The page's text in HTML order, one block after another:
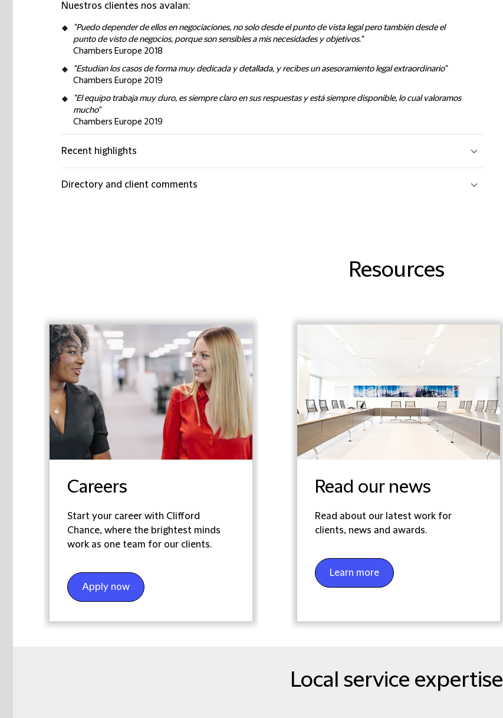
Nuestros clientes nos avalan:
"Puedo depender de ellos en negociaciones, no solo desde el punto de vista legal pero también desde el
punto de visto de negocios, porque son sensibles a mis necesidades y objetivos."
Chambers Europe 2018
"Estudian los casos de forma muy dedicada y detallada, y recibes un asesoramiento legal extraordinario"
Chambers Europe 2019
"El equipo trabaja muy duro, es siempre claro en sus respuestas y está siempre disponible, lo cual valoramos
mucho"
Chambers Europe 2019
Recent highlights
Directory and client comments
Resources
Careers
Start your career with Clifford
Chance, where the brightest minds
work as one team for our clients.
Apply now
Read our news
Read about our latest work for
clients, news and awards.
Learn more
Local service expertise